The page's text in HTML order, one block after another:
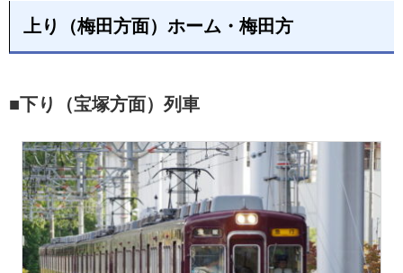
上り（梅田方面）ホーム・梅田方
■下り（宝塚方面）列車